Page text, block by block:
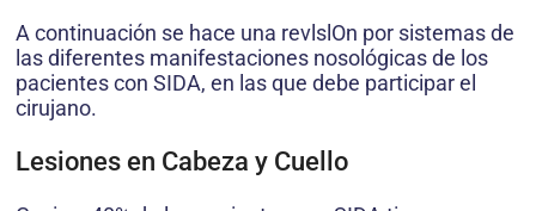
A continuación se hace una revlslOn por sistemas de
las diferentes manifestaciones nosológicas de los
pacientes con SIDA, en las que debe participar el
cirujano.
Lesiones en Cabeza y Cuello